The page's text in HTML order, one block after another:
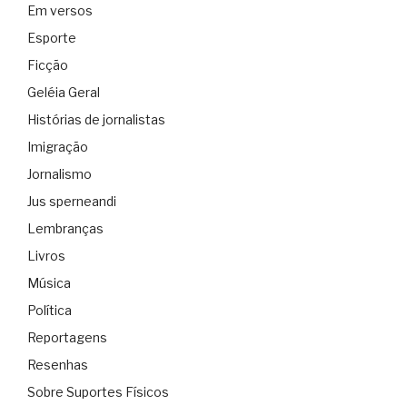
Em versos
Esporte
Ficção
Geléia Geral
Histórias de jornalistas
Imigração
Jornalismo
Jus sperneandi
Lembranças
Livros
Música
Política
Reportagens
Resenhas
Sobre Suportes Físicos